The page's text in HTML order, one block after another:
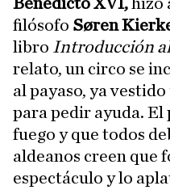
filósofo Søren
libro Introducción
relato, un circo se
al payaso, ya
para pedir ayuda. El
fuego y que todos
aldeanos creen que
espectáculo y lo